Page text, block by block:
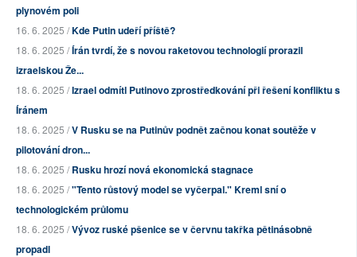
plynovém poli
16. 6. 2025 /Kde Putin udeří příště?
18. 6. 2025 /Írán tvrdí, že s novou raketovou technologií prorazil
izraelskou Že...
18. 6. 2025 /Izrael odmítl Putinovo zprostředkování při řešení konfliktu s
Íránem
18. 6. 2025 /V Rusku se na Putinův podnět začnou konat soutěže v
pilotování dron...
18. 6. 2025 /Rusku hrozí nová ekonomická stagnace
18. 6. 2025 /"Tento růstový model se vyčerpal." Kreml sní o
technologickém průlomu
18. 6. 2025 /Vývoz ruské pšenice se v červnu takřka pětinásobně
propadl